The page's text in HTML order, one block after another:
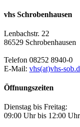
vhs Schrobenhausen
Lenbachstr. 22
86529 Schrobenhausen
Telefon 08252 8940-0
E-Mail: vhs(at)vhs-
Öffnungszeiten
Dienstag bis Freitag:
09:00 Uhr bis 12:00 Uhr